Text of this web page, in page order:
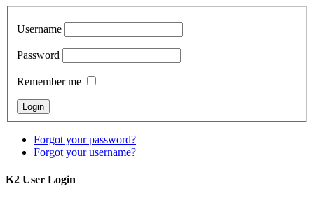
Username
Password
Remember me
Forgot your password?
Forgot your username?
K2 User Login